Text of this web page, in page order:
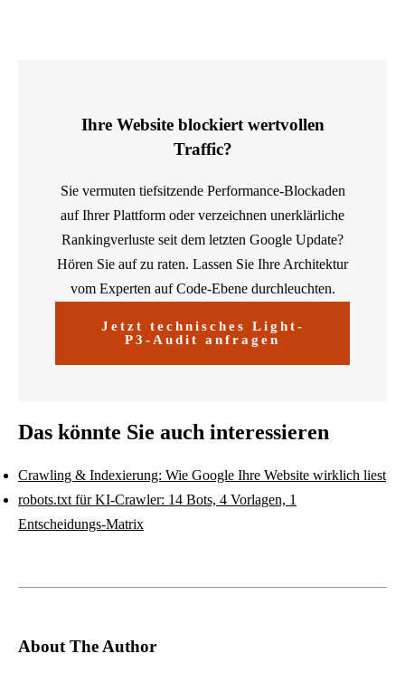
Ihre Website blockiert wertvollen
Traffic?
Sie vermuten tiefsitzende Performance-Blockaden
auf Ihrer Plattform oder verzeichnen unerklärliche
Rankingverluste seit dem letzten Google Update?
Hören Sie auf zu raten. Lassen Sie Ihre Architektur
vom Experten auf Code-Ebene durchleuchten.
Jetzt technisches Light-
P3-Audit anfragen
Das könnte Sie auch interessieren
Crawling & Indexierung: Wie Google Ihre Website wirklich liest
robots.txt für KI-Crawler: 14 Bots, 4 Vorlagen, 1
Entscheidungs-Matrix
About The Author